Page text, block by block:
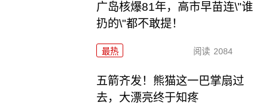
广岛核爆81年，高市早苗连\"谁
扔的\"都不敢提！
最热 阅读 2084
五箭齐发！熊猫这一巴掌扇过
去，大漂亮终于知疼